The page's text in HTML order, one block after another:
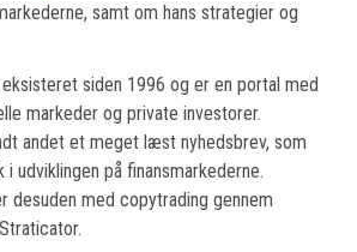
samt om hans strategier og
eksisteret siden 1996 og er en portal med
markeder og private investorer.
andet et meget læst nyhedsbrev, som
udviklingen på finansmarkederne.
desuden med copytrading gennem